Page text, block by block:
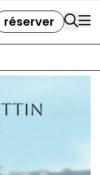
réserver